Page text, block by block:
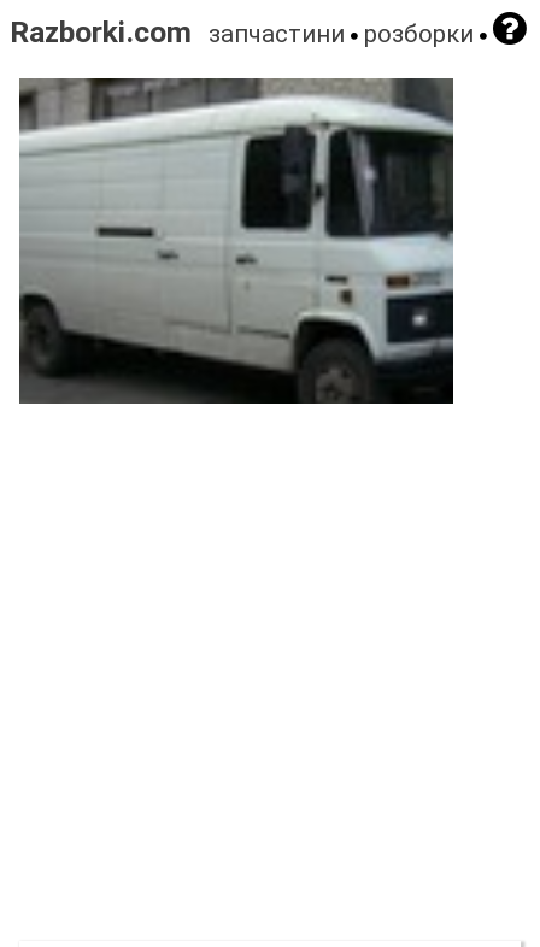
Razborki.com запчастини розборки